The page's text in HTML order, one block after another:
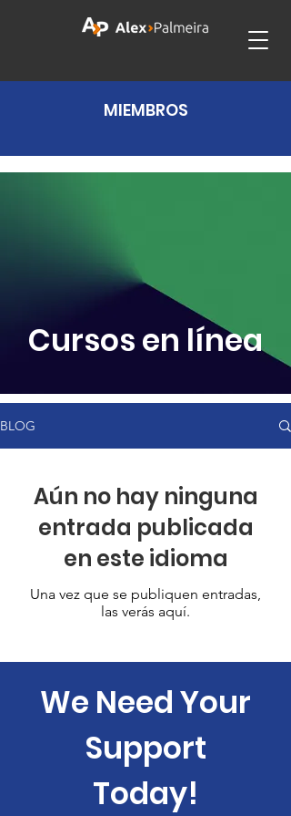
MIEMBROS
Cursos en línea
BLOG
Aún no hay ninguna
entrada publicada
en este idioma
Una vez que se publiquen entradas,
las verás aquí.
We Need Your
Support
Today!